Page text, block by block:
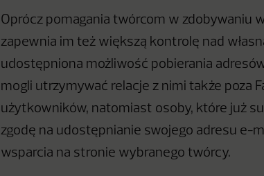
Oprócz pomagania twórcom w zdobywaniu
zapewnia im też większą kontrolę nad
udostępniona możliwość pobierania
mogli utrzymywać relacje z nimi także poza
użytkowników, natomiast osoby, które już
zgodę na udostępnianie swojego adresu e-
wsparcia na stronie wybranego twórcy.